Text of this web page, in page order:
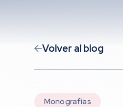
Volver al blog
Monografías